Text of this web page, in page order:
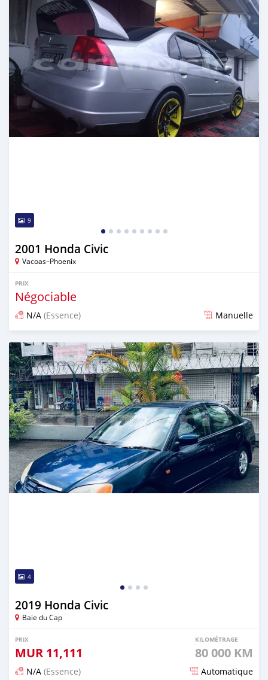
9
2001 Honda Civic
Vacoas–Phoenix
PRIX
Négociable
N/A (Essence) Manuelle
Publié il y a plus de 2 ans
4
2019 Honda Civic
Baie du Cap
PRIX
MUR 11,111
KILOMÉTRAGE
80 000 KM
N/A (Essence) Automatique